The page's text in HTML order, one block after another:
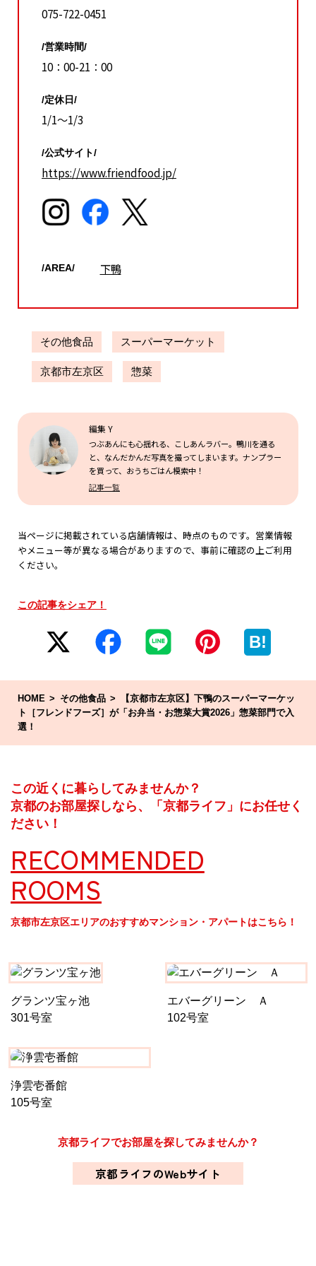
075-722-0451
/営業時間/
10：00-21：00
/定休日/
1/1～1/3
/公式サイト/
https://www.friendfood.jp/
/AREA/ 下鴨
その他食品 スーパーマーケット
京都市左京区 惣菜
編集 Y
つぶあんにも心揺れる、こしあんラバー。鴨川を通る
と、なんだかんだ写真を撮ってしまいます。ナンプラー
を買って、おうちごはん模索中！
記事一覧
当ページに掲載されている店舗情報は、時点のものです。営業情報
やメニュー等が異なる場合がありますので、事前に確認の上ご利用
ください。
この記事をシェア！
B!
HOME その他食品
【京都市左京区】下鴨のスーパーマーケッ
ト［フレンドフーズ］が「お弁当・お惣菜大賞2026」惣菜部門で入
選！
この近くに暮らしてみませんか？
京都のお部屋探しなら、「京都ライフ」にお任せく
ださい！
RECOMMENDED
ROOMS
京都市左京区エリアのおすすめマンション・アパートはこちら！
グランツ宝ヶ池
301号室
エバーグリーン Ａ
102号室
浄雲壱番館
105号室
京都ライフでお部屋を探してみませんか？
京都ライフのWebサイト